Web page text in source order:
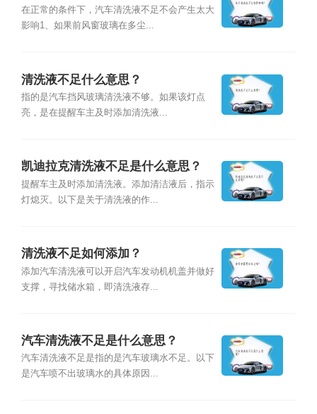
在正常的条件下，汽车清洗液不足不会产生太大
影响1、如果前风窗玻璃在多尘...
清洗液不足什么意思？
指的是汽车挡风玻璃清洗液不够。如果该灯点
亮，是在提醒车主及时添加清洗液...
凯迪拉克清洗液不足是什么意思？
提醒车主及时添加清洗液。添加清洁液后，指示
灯熄灭。以下是关于清洗液的作...
清洗液不足如何添加？
添加汽车清洗液可以开启汽车发动机机盖并做好
支撑，寻找储水箱，即清洗液存...
汽车清洗液不足是什么意思？
汽车清洗液不足是指的是汽车玻璃水不足。以下
是汽车喷不出玻璃水的具体原因...